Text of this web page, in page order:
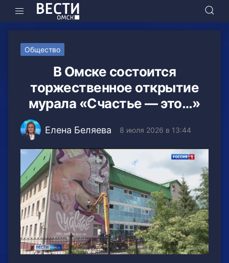
Общество
В Омске состоится
торжественное открытие
мурала «Счастье — это…»
Елена Беляева 8 июля 2026 в 13:44